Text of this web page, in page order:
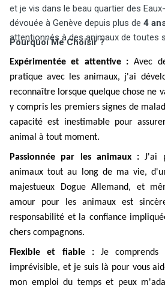
et je vis dans le beau quartier des
dévouée à Genève depuis plus de 4
attentionnés à des animaux de toutes
Pourquoi Me Choisir ?
Expérimentée et attentive : Avec
pratique avec les animaux, j'ai
reconnaître lorsque quelque chose ne
y compris les premiers signes de
capacité est inestimable pour
animal à tout moment.
Passionnée par les animaux : J'ai
animaux tout au long de ma vie,
majestueux Dogue Allemand, et
amour pour les animaux est
responsabilité et la confiance
chers compagnons.
Flexible et fiable : Je
imprévisible, et je suis là pour vous
mon emploi du temps et peux